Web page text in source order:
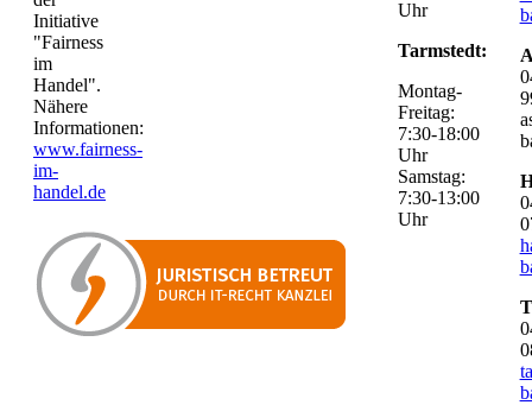
Initiative
"Fairness
im
Handel".
Nähere
Informationen:
www.fairness-
im-
handel.de
Uhr
Tarmstedt:
Montag-
Freitag:
7:30-18:00
Uhr
Samstag:
7:30-13:00
Uhr